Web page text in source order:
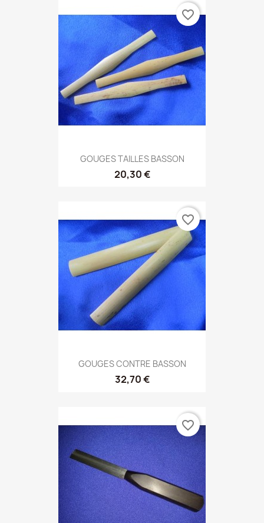
GOUGES TAILLES BASSON
20,30 €
favorite_border
GOUGES CONTRE BASSON
32,70 €
favorite_border
favorite_border